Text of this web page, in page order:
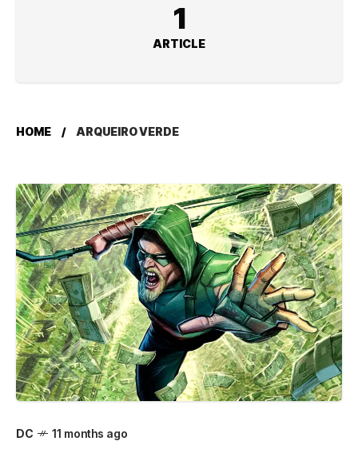
1
ARTICLE
HOME ARQUEIRO VERDE
DC 11 months ago